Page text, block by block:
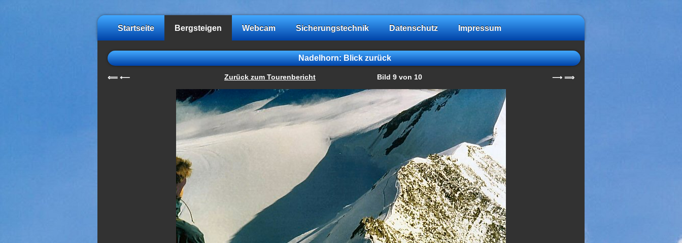
Startseite Bergsteigen Webcam Sicherungstechnik Datenschutz Impressum
Nadelhorn: Blick zurück
⟸ ⟵ Zurück zum Tourenbericht Bild 9 von 10 ⟶ ⟹